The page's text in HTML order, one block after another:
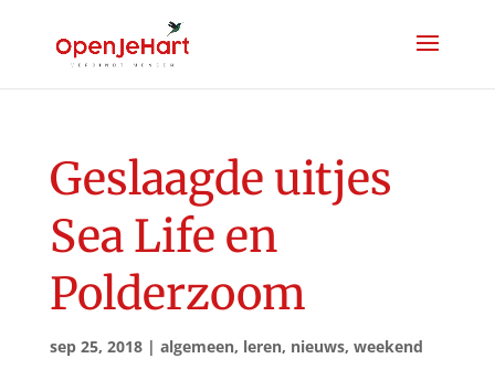
Geslaagde uitjes
Sea Life en
Polderzoom
sep 25, 2018| algemeen, leren, nieuws, weekend